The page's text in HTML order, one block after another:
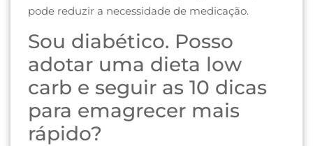
pode reduzir a necessidade de medicação.
Sou diabético. Posso
adotar uma dieta low
carb e seguir as 10 dicas
para emagrecer mais
rápido?